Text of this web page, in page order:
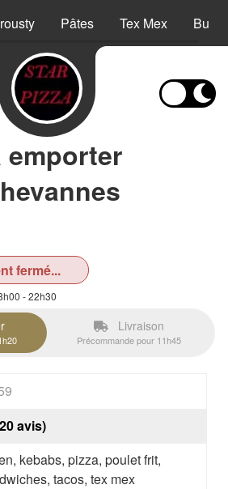
Pâtes Tex Mex
emporter
fermé...
- 22h30
Livraison
Précommande pour 11h45
avis)
kebabs, pizza, poulet frit,
tacos, tex mex